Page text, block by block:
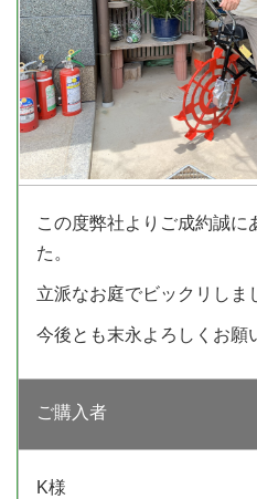
この度弊社よりご成約誠に
た。
立派なお庭でビックリしま
今後とも末永よろしくお願
ご購入者
K様